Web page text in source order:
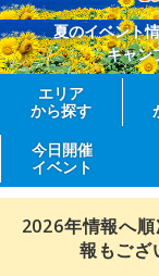
夏のイベント
キャン
エリア
から探す
今日開催
イベント
2026年情報へ
報もござ